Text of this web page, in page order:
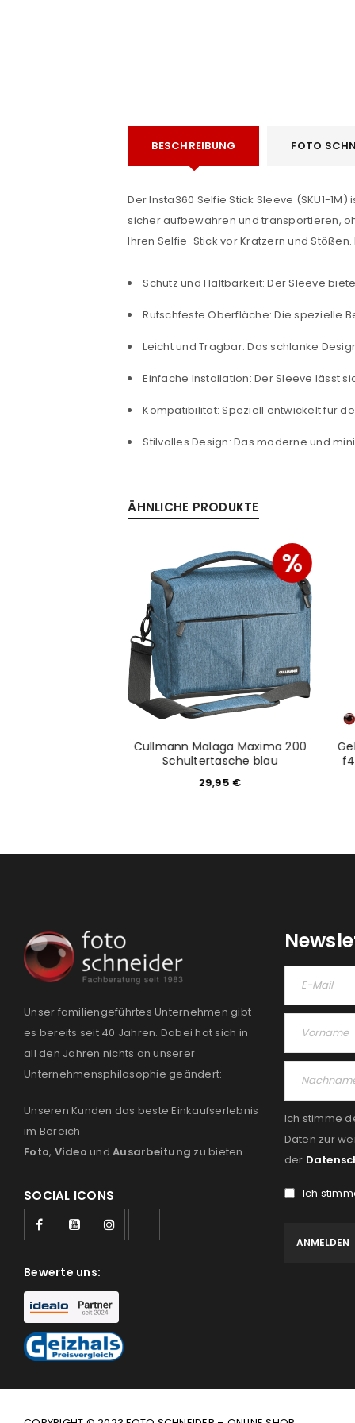
Benutzername oder E-Mail-
Passwort *
Anmeldeformular
ANMELDEN
BESCHREIBUNG FOTO
Der Insta360 Selfie Stick Sleeve (SKU1-
sicher aufbewahren und transportieren,
Ihren Selfie-Stick vor Kratzern und
Schutz und Haltbarkeit: Der Sleeve
Rutschfeste Oberfläche: Die spezielle
Leicht und Tragbar: Das schlanke
Einfache Installation: Der Sleeve lässt
Kompatibilität: Speziell entwickelt für
Stilvolles Design: Das moderne und
ÄHNLICHE PRODUKTE
%
Cullmann Malaga Maxima 200
Schultertasche blau
29,95 €
Unser familiengeführtes Unternehmen gibt
es bereits seit 40 Jahren. Dabei hat sich in
all den Jahren nichts an unserer
Unternehmensphilosophie geändert:
Unseren Kunden das beste Einkaufserlebnis
im Bereich
Foto, Video und Ausarbeitung zu bieten.
SOCIAL ICONS
Bewerte uns:
Ich stimme
Daten zur
der
Ich